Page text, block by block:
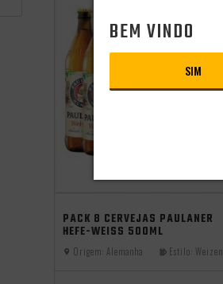
PACK 8 CERVEJAS PAULANER
HEFE-WEISS 500ML
Origem: Alemanha Estilo: Weizen
BEM VINDO
SIM